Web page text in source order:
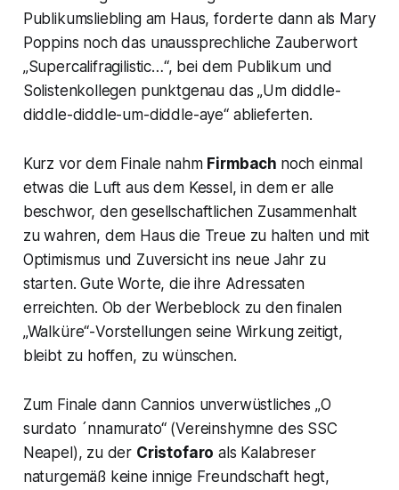
Publikumsliebling am Haus, forderte dann als Mary
Poppins noch das unaussprechliche Zauberwort
„Supercalifragilistic…“, bei dem Publikum und
Solistenkollegen punktgenau das „Um diddle-
diddle-diddle-um-diddle-aye“ ablieferten.
Kurz vor dem Finale nahm Firmbach noch einmal
etwas die Luft aus dem Kessel, in dem er alle
beschwor, den gesellschaftlichen Zusammenhalt
zu wahren, dem Haus die Treue zu halten und mit
Optimismus und Zuversicht ins neue Jahr zu
starten. Gute Worte, die ihre Adressaten
erreichten. Ob der Werbeblock zu den finalen
„Walküre“-Vorstellungen seine Wirkung zeitigt,
bleibt zu hoffen, zu wünschen.
Zum Finale dann Cannios unverwüstliches „O
surdato ´nnamurato“(Vereinshymne des SSC
Neapel), zu der Cristofaro als Kalabreser
naturgemäß keine innige Freundschaft hegt,